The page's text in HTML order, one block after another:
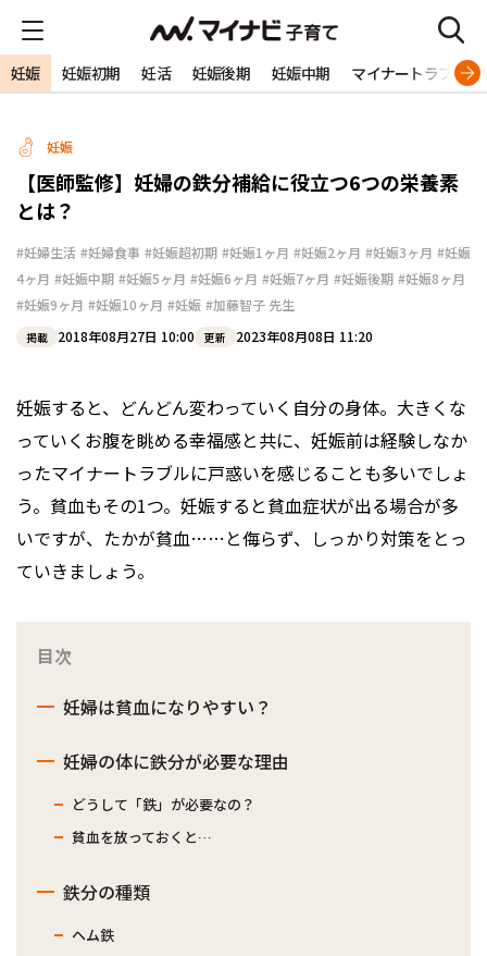
妊娠 妊娠初期 妊活 妊娠後期 妊娠中期 マイナートラブル
妊娠
【医師監修】妊婦の鉄分補給に役立つ6つの栄養素
とは？
#妊婦生活 #妊婦食事 #妊娠超初期 #妊娠1ヶ月 #妊娠2ヶ月 #妊娠3ヶ月 #妊娠
4ヶ月 #妊娠中期 #妊娠5ヶ月 #妊娠6ヶ月 #妊娠7ヶ月 #妊娠後期 #妊娠8ヶ月
#妊娠9ヶ月 #妊娠10ヶ月 #妊娠 #加藤智子 先生
掲載 2018年08月27日 10:00 更新 2023年08月08日 11:20
妊娠すると、どんどん変わっていく自分の身体。大きくな
っていくお腹を眺める幸福感と共に、妊娠前は経験しなか
ったマイナートラブルに戸惑いを感じることも多いでしょ
う。貧血もその1つ。妊娠すると貧血症状が出る場合が多
いですが、たかが貧血……と侮らず、しっかり対策をとっ
ていきましょう。
目次
妊婦は貧血になりやすい？
妊婦の体に鉄分が必要な理由
どうして「鉄」が必要なの？
貧血を放っておくと…
鉄分の種類
ヘム鉄